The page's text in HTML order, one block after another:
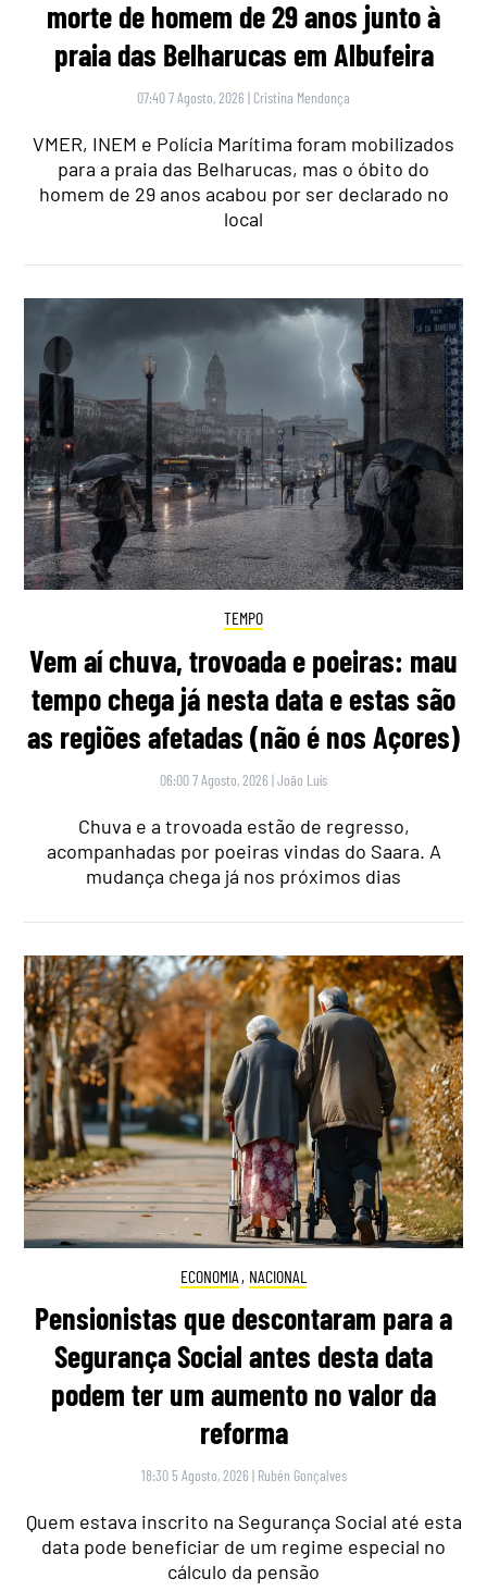
morte de homem de 29 anos junto à
praia das Belharucas em Albufeira
07:40 7 Agosto, 2026 | Cristina Mendonça
VMER, INEM e Polícia Marítima foram mobilizados
para a praia das Belharucas, mas o óbito do
homem de 29 anos acabou por ser declarado no
local
TEMPO
Vem aí chuva, trovoada e poeiras: mau
tempo chega já nesta data e estas são
as regiões afetadas (não é nos Açores)
06:00 7 Agosto, 2026 |João Luís
Chuva e a trovoada estão de regresso,
acompanhadas por poeiras vindas do Saara. A
mudança chega já nos próximos dias
ECONOMIA , NACIONAL
Pensionistas que descontaram para a
Segurança Social antes desta data
podem ter um aumento no valor da
reforma
18:30 5 Agosto, 2026 | Rubén Gonçalves
Quem estava inscrito na Segurança Social até esta
data pode beneficiar de um regime especial no
cálculo da pensão